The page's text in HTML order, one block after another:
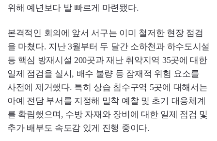
위해 예년보다 발 빠르게 마련됐다.
본격적인 회의에 앞서 서구는 이미 철저한 현장 점검
을 마쳤다. 지난 3월부터 두 달간 소하천과 하수도시설
등 핵심 방재시설 200곳과 재난 취약지역 35곳에 대한
일제 점검을 실시, 배수 불량 등 잠재적 위험 요소를
사전에 제거했다. 특히 상습 침수구역 5곳에 대해서는
아예 전담 부서를 지정해 밀착 예찰 및 초기 대응체계
를 확립했으며, 수방 자재와 장비에 대한 일제 점검 및
추가 배부도 속도감 있게 진행 중이다.